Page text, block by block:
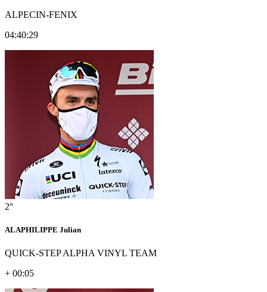
ALPECIN-FENIX
04:40:29
2°
ALAPHILIPPE Julian
QUICK-STEP ALPHA VINYL TEAM
+ 00:05